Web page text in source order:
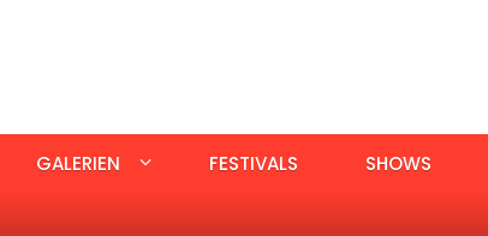
GALERIEN FESTIVALS SHOWS